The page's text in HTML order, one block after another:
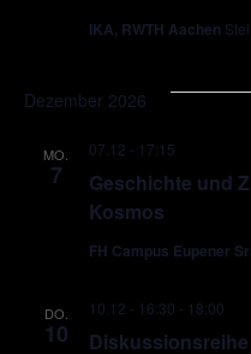
IKA, RWTH Aachen
Dezember 2026
MO.
7
Geschichte und
Kosmos
07.12 - 17:15
FH Campus Eupener
DO.
10 Diskussionsreihe
10.12 - 16:30 - 18:00